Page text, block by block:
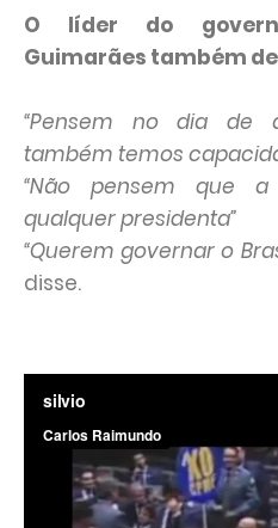
O líder do
Guimarães também
“Pensem no dia de
também temos
“Não pensem que
qualquer presidenta”
“Querem governar o
disse.